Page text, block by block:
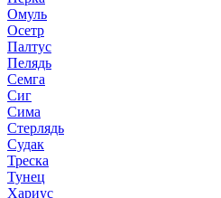
Омуль
Осетр
Палтус
Пелядь
Семга
Сиг
Сима
Стерлядь
Судак
Треска
Тунец
Хариус